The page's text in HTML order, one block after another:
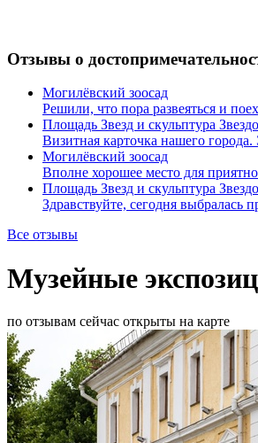
Отзывы о
Могилёвский зоосад
Решили, что пора развеяться и
Площадь Звезд и скульптура
Визитная карточка нашего
Могилёвский зоосад
Вполне хорошее место для
Площадь Звезд и скульптура
Здравствуйте, сегодня выбралась
Все отзывы
Музейные
по отзывам сейчас открыты на карте